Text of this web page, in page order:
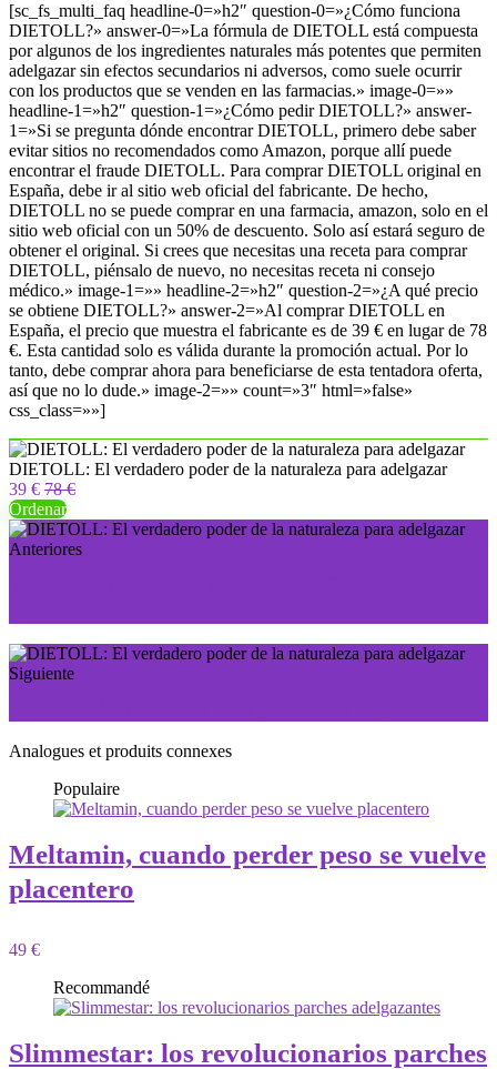
[sc_fs_multi_faq headline-0=»h2″ question-0=»¿Cómo funciona
DIETOLL?» answer-0=»La fórmula de DIETOLL está compuesta
por algunos de los ingredientes naturales más potentes que permiten
adelgazar sin efectos secundarios ni adversos, como suele ocurrir
con los productos que se venden en las farmacias.» image-0=»»
headline-1=»h2″ question-1=»¿Cómo pedir DIETOLL?» answer-
1=»Si se pregunta dónde encontrar DIETOLL, primero debe saber
evitar sitios no recomendados como Amazon, porque allí puede
encontrar el fraude DIETOLL. Para comprar DIETOLL original en
España, debe ir al sitio web oficial del fabricante. De hecho,
DIETOLL no se puede comprar en una farmacia, amazon, solo en el
sitio web oficial con un 50% de descuento. Solo así estará seguro de
obtener el original. Si crees que necesitas una receta para comprar
DIETOLL, piénsalo de nuevo, no necesitas receta ni consejo
médico.» image-1=»» headline-2=»h2″ question-2=»¿A qué precio
se obtiene DIETOLL?» answer-2=»Al comprar DIETOLL en
España, el precio que muestra el fabricante es de 39 € en lugar de 78
€. Esta cantidad solo es válida durante la promoción actual. Por lo
tanto, debe comprar ahora para beneficiarse de esta tentadora oferta,
así que no lo dude.» image-2=»» count=»3″ html=»false»
css_class=»»]
DIETOLL: El verdadero poder de la naturaleza para adelgazar
39 € 78 €
Ordenar
Anteriores
Siguiente
Analogues et produits connexes
Populaire
Meltamin, cuando perder peso se vuelve
placentero
49 €
Recommandé
Slimmestar: los revolucionarios parches